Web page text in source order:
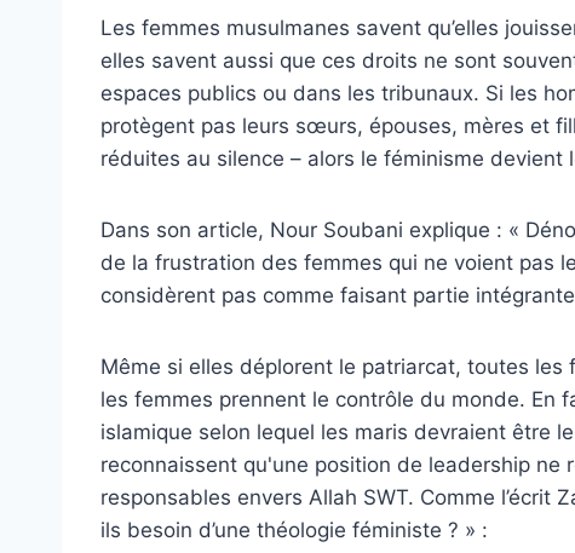
Les femmes musulmanes savent qu’elles
elles savent aussi que ces droits ne sont
espaces publics ou dans les tribunaux. Si les
protègent pas leurs sœurs, épouses, mères et
réduites au silence – alors le féminisme devient
Dans son article, Nour Soubani explique : «
de la frustration des femmes qui ne voient pas
considèrent pas comme faisant partie
Même si elles déplorent le patriarcat, toutes
les femmes prennent le contrôle du monde. En
islamique selon lequel les maris devraient être
reconnaissent qu'une position de leadership ne
responsables envers Allah SWT. Comme l’écrit
ils besoin d’une théologie féministe ? » :